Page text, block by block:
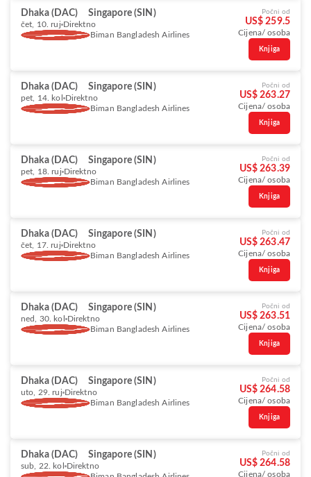
Dhaka (DAC) Singapore (SIN)
čet, 10. ruj Direktno
Biman Bangladesh Airlines
Počni od
US$ 259.5
Cijena/ osoba
Knjiga
Dhaka (DAC) Singapore (SIN)
pet, 14. kol Direktno
Biman Bangladesh Airlines
Počni od
US$ 263.27
Cijena/ osoba
Knjiga
Dhaka (DAC) Singapore (SIN)
pet, 18. ruj Direktno
Biman Bangladesh Airlines
Počni od
US$ 263.39
Cijena/ osoba
Knjiga
Dhaka (DAC) Singapore (SIN)
čet, 17. ruj Direktno
Biman Bangladesh Airlines
Počni od
US$ 263.47
Cijena/ osoba
Knjiga
Dhaka (DAC) Singapore (SIN)
ned, 30. kol Direktno
Biman Bangladesh Airlines
Počni od
US$ 263.51
Cijena/ osoba
Knjiga
Dhaka (DAC) Singapore (SIN)
uto, 29. ruj Direktno
Biman Bangladesh Airlines
Počni od
US$ 264.58
Cijena/ osoba
Knjiga
Dhaka (DAC) Singapore (SIN)
sub, 22. kol Direktno
Počni od
US$ 264.58
Cijena/ osoba